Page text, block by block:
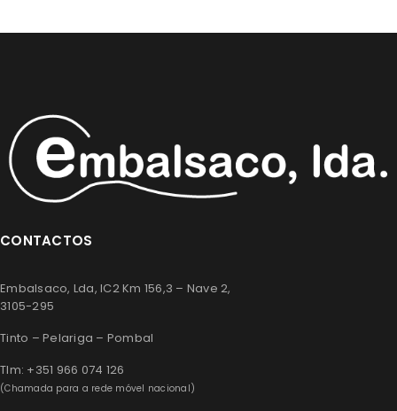
CONTACTOS
Embalsaco, Lda, IC2 Km 156,3 – Nave 2,
3105-295
Tinto – Pelariga – Pombal
Tlm: +351 966 074 126
(Chamada para a rede móvel nacional)